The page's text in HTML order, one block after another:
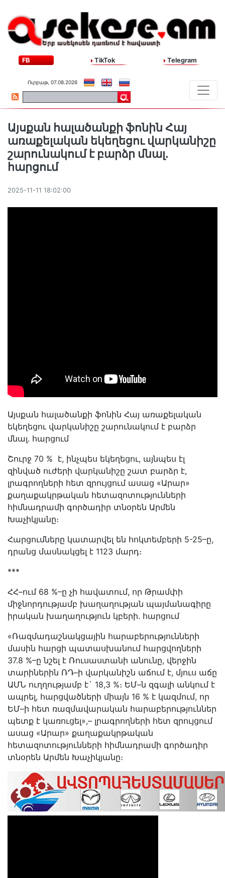
FB TikTok Telegram
Ուրբաթ, 07.08.2026
Այսքան հալածանքի ֆոնին Հայ
առաքելական եկեղեցու վարկանիշը
շարունակում է բարձր մնալ.
հարցում
2025-11-11 18:02:00
Այսքան հալածանքի ֆոնին Հայ առաքելական
եկեղեցու վարկանիշը շարունակում է բարձր
մնալ. հարցում
Շուրջ 70 % է, ինչպես եկեղեցու, այնպես էլ
զինված ուժերի վարկանիշը շատ բարձր է,
լրագրողների հետ զրույցում ասաց «Արար»
քաղաքակրթական հետազոտությունների
հիմնադրամի գործադիր տնօրեն Արմեն
Խաչիկյանը։
Հարցումները կատարվել են հոկտեմբերի 5-25–ը,
դրանց մասնակցել է 1123 մարդ։
***
ՀՀ–ում 68 %–ը չի հավատում, որ Թրամփի
միջնորդությամբ խաղաղության պայմանագիրը
իրական խաղաղություն կբերի. հարցում
«Ռազմադաշնակցային հարաբերությունների
մասին հարցի պատասխանում հարցվողների
37.8 %–ը նշել է Ռուսաստանի անունը, վերջին
տարիներին ՌԴ–ի վարկանիշն աճում է, մյուս աճը
ԱՄՆ ուղղությամբ է` 18,3 %։ ԵՄ–ն զգալի անկում է
ապրել, հարցվածների միայն 16 % է կազմում, որ
ԵՄ–ի հետ ռազմավարական հարաբերություններ
պետք է կառուցել»,– լրագրողների հետ զրույցում
ասաց «Արար» քաղաքակրթական
հետազոտությունների հիմնադրամի գործադիր
տնօրեն Արմեն Խաչիկյանը։